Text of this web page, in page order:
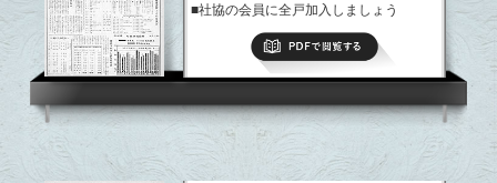
■社協の会員に全戸加入しましょう
■農地相談室を開設
PDFで閲覧する